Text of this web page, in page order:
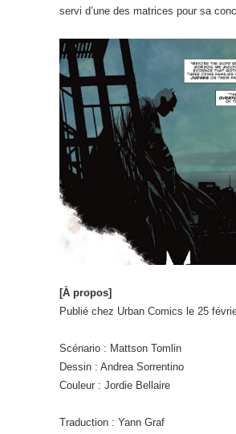
servi d’une des matrices pour sa
[À propos]
Publié chez Urban Comics le 25
Scénario : Mattson Tomlin
Dessin : Andrea Sorrentino
Couleur : Jordie Bellaire
Traduction : Yann Graf